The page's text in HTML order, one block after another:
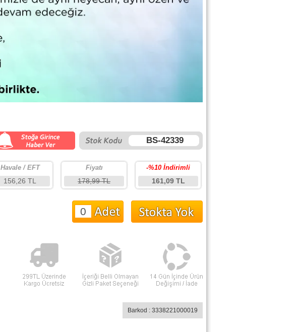
BS-42339
-%10 İndirimli
161,09 TL
Fiyatı
178,99 TL
Havale / EFT
156,26 TL
Barkod : 3338221000019